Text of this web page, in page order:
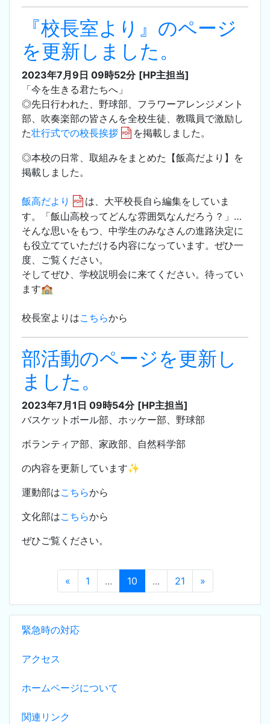
緊急時の対応
アクセス
ホームページについて
関連リンク
『校長室より』のページ
を更新しました。
2023年7月9日 09時52分 [HP主担当]
「今を生きる君たちへ」
◎先日行われた、野球部、フラワーアレンジメント
部、吹奏楽部の皆さんを全校生徒、教職員で激励し
た壮行式での校長挨拶 を掲載しました。
◎本校の日常、取組みをまとめた【飯高だより】を
掲載しました。
飯高だより
は、大平校長自ら編集をしていま
す。「飯山高校ってどんな雰囲気なんだろう？」…
そんな思いをもつ、中学生のみなさんの進路決定に
も役立てていただける内容になっています。ぜひ一
度、ご覧ください。
そしてぜひ、学校説明会に来てください。待ってい
ます🏫
校長室よりはこちらから
部活動のページを更新し
ました。
2023年7月1日 09時54分 [HP主担当]
バスケットボール部、ホッケー部、野球部
ボランティア部、家政部、自然科学部
の内容を更新しています✨
運動部はこちらから
文化部はこちらから
ぜひご覧ください。
« 1 ... 10 ... 21 »